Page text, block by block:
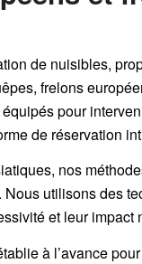
de nuisibles,
, frelons
pour
de réservation
nos
utilisons des
et leur
à l’avance